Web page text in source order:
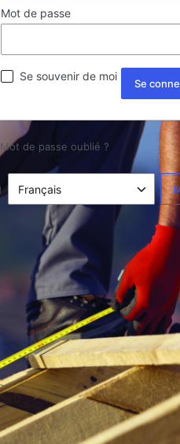
Mot de passe
Se souvenir de moi
Mot de passe oublié ?
Langue